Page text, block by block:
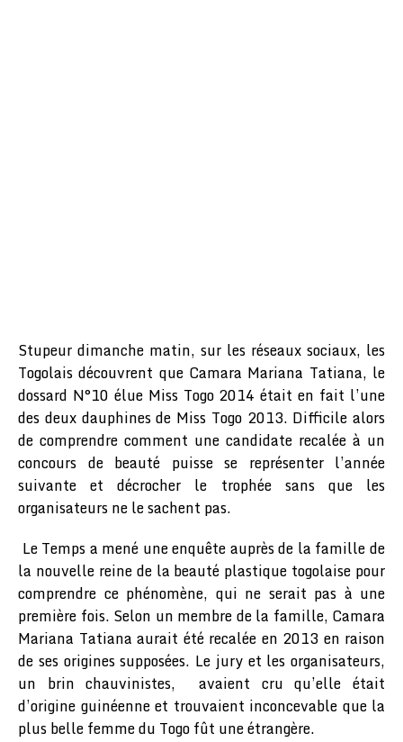
Stupeur dimanche matin, sur les réseaux sociaux, les
Togolais découvrent que Camara Mariana Tatiana, le
dossard N°10 élue Miss Togo 2014 était en fait l’une
des deux dauphines de Miss Togo 2013. Difficile alors
de comprendre comment une candidate recalée à un
concours de beauté puisse se représenter l’année
suivante et décrocher le trophée sans que les
organisateurs ne le sachent pas.
Le Temps a mené une enquête auprès de la famille de
la nouvelle reine de la beauté plastique togolaise pour
comprendre ce phénomène, qui ne serait pas à une
première fois. Selon un membre de la famille, Camara
Mariana Tatiana aurait été recalée en 2013 en raison
de ses origines supposées. Le jury et les organisateurs,
un brin chauvinistes, avaient cru qu’elle était
d’origine guinéenne et trouvaient inconcevable que la
plus belle femme du Togo fût une étrangère.